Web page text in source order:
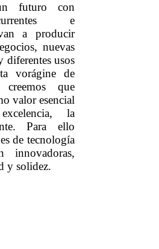
futuro con
e
a producir
nuevas
diferentes usos
vorágine de
creemos que
valor esencial
la
Para ello
de tecnología
innovadoras,
y solidez.